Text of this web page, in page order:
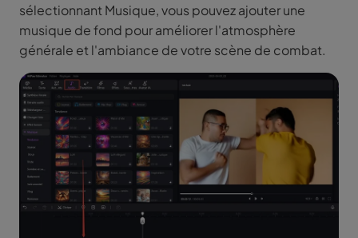
sélectionnant Musique, vous pouvez ajouter une
musique de fond pour améliorer l'atmosphère
générale et l'ambiance de votre scène de combat.